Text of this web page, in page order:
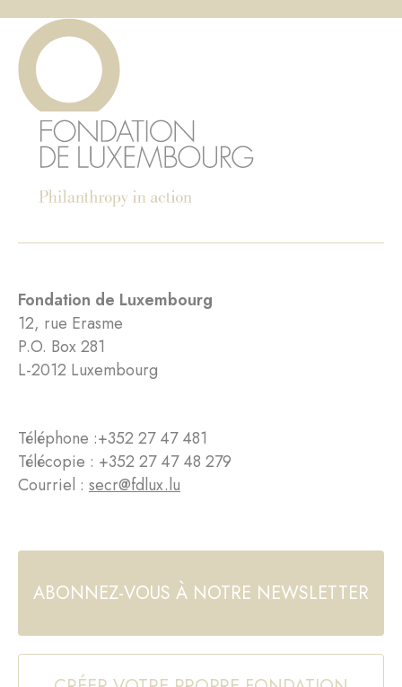
Fondation de Luxembourg
12, rue Erasme
P.O. Box 281
L-2012 Luxembourg
Téléphone :+352 27 47 481
Télécopie : +352 27 47 48 279
Courriel : secr@fdlux.lu
ABONNEZ-VOUS À NOTRE NEWSLETTER